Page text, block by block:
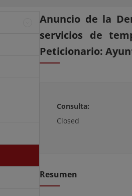
Anuncio de la
servicios de
Peticionario:
Consulta:
Closed
Resumen